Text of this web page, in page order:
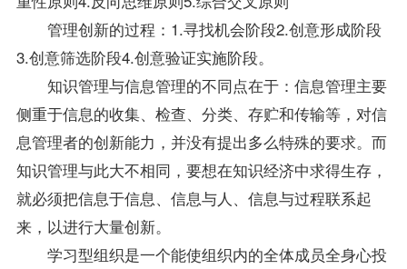
管理创新的过程：1.寻找机会阶段2.创意形成阶段
3.创意筛选阶段4.创意验证实施阶段。
知识管理与信息管理的不同点在于：信息管理主要
侧重于信息的收集、检查、分类、存贮和传输等，对信
息管理者的创新能力，并没有提出多么特殊的要求。而
知识管理与此大不相同，要想在知识经济中求得生存，
就必须把信息于信息、信息与人、信息与过程联系起
来，以进行大量创新。
学习型组织是一个能使组织内的全体成员全身心投